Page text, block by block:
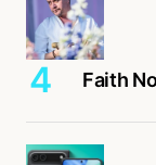
Faith